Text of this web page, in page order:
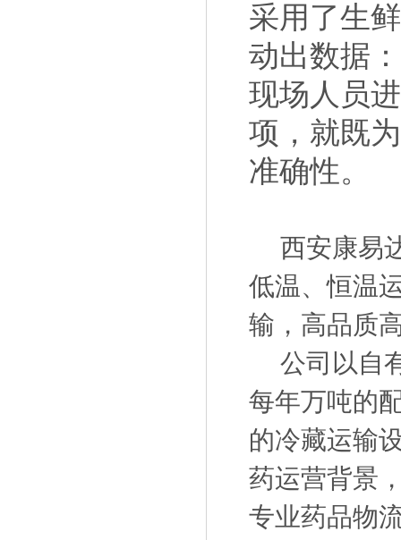
采用了生
动出数据
现场人员
项，就既
准确性。
西安康易
低温、恒温
输，高品质
公司以自
每年万吨的
的冷藏运输
药运营背景
专业药品物